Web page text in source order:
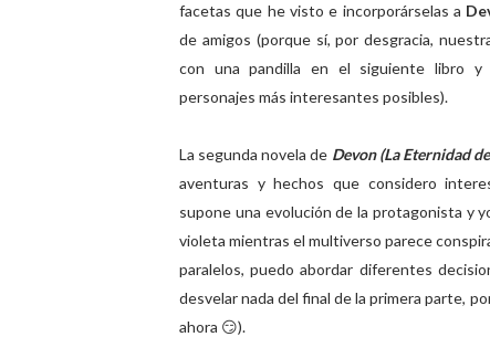
facetas que he visto e incorporárselas a
de amigos (porque sí, por desgracia,
con una pandilla en el siguiente libro y
personajes más interesantes posibles).
La segunda novela de Devon (La Eternidad
aventuras y hechos que considero
supone una evolución de la protagonista y
violeta mientras el multiverso parece
paralelos, puedo abordar diferentes
desvelar nada del final de la primera parte,
ahora 😏).